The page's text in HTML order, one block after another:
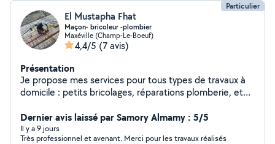
Particulier
El Mustapha Fhat
Maçon- bricoleur -plombier
Maxéville (Champ-Le-Boeuf)
4,4/5 (7 avis)
Présentation
Je propose mes services pour tous types de travaux à
domicile : petits bricolages, réparations plomberie, et
vos besoins, je m'assure que chaque projet soit réalisé
avec soin. Devis gratuit
Dernier avis laissé par Samory Almamy : 5/5
Il y a 9 jours
Très professionnel et avenant. Merci pour les travaux réalisés